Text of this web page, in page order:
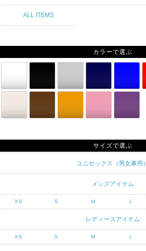
ALL ITEMS
カラーで選ぶ
サイズで選ぶ
ユニセックス（男女兼用）
メンズアイテム
XS S M L
レディースアイテム
XS S M L